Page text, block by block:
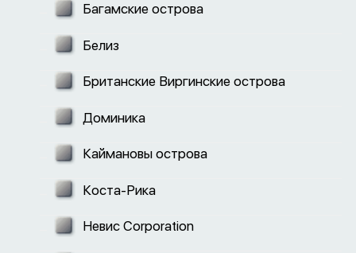
Багамские острова
Белиз
Британские Виргинские острова
Доминика
Каймановы острова
Коста-Рика
Невис Corporation